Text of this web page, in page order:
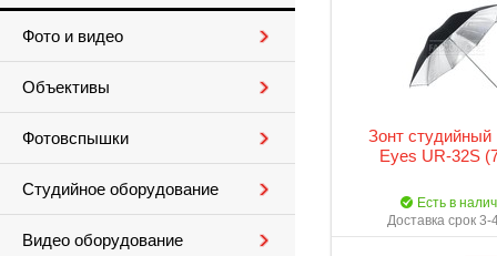
Фото и видео
Объективы
Фотовспышки
Студийное оборудование
Видео оборудование
Зонт студийный
Eyes UR-32S
Есть в
Доставка срок 3-